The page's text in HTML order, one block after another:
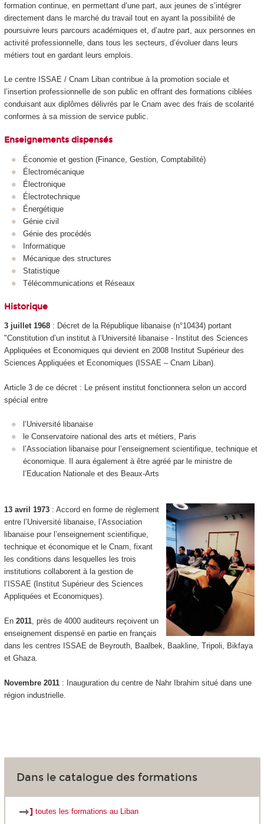
formation continue, en permettant d’une part, aux jeunes de s’intégrer
directement dans le marché du travail tout en ayant la possibilité de
poursuivre leurs parcours académiques et, d’autre part, aux personnes en
activité professionnelle, dans tous les secteurs, d’évoluer dans leurs
métiers tout en gardant leurs emplois.
Le centre ISSAE / Cnam Liban contribue à la promotion sociale et
l’insertion professionnelle de son public en offrant des formations ciblées
conduisant aux diplômes délivrés par le Cnam avec des frais de scolarité
conformes à sa mission de service public.
Enseignements dispensés
Économie et gestion (Finance, Gestion, Comptabilité)
Électromécanique
Électronique
Électrotechnique
Énergétique
Génie civil
Génie des procédés
Informatique
Mécanique des structures
Statistique
Télécommunications et Réseaux
Historique
3 juillet 1968 : Décret de la République libanaise (n°10434) portant
"Constitution d’un institut à l’Université libanaise - Institut des Sciences
Appliquées et Economiques qui devient en 2008 Institut Supérieur des
Sciences Appliquées et Economiques (ISSAE – Cnam Liban).
Article 3 de ce décret : Le présent institut fonctionnera selon un accord
spécial entre
l’Université libanaise
le Conservatoire national des arts et métiers, Paris
l’Association libanaise pour l’enseignement scientifique, technique et
économique. Il aura également à être agréé par le ministre de
l’Education Nationale et des Beaux-Arts
13 avril 1973: Accord en forme de règlement
entre l’Université libanaise, l’Association
libanaise pour l’enseignement scientifique,
technique et économique et le Cnam, fixant
les conditions dans lesquelles les trois
institutions collaborent à la gestion de
l’ISSAE (Institut Supérieur des Sciences
Appliquées et Economiques).
En 2011, près de 4000 auditeurs reçoivent un
enseignement dispensé en partie en français
dans les centres ISSAE de Beyrouth, Baalbek, Baakline, Tripoli, Bikfaya
et Ghaza.
Novembre 2011 : Inauguration du centre de Nahr Ibrahim situé dans une
région industrielle.
Dans le catalogue des formations
toutes les formations au Liban